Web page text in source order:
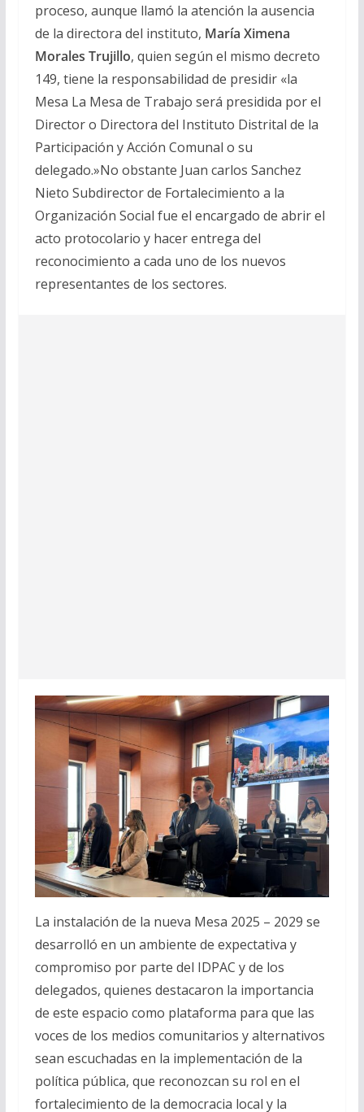
proceso, aunque llamó la atención la ausencia
de la directora del instituto, María Ximena
Morales Trujillo, quien según el mismo decreto
149, tiene la responsabilidad de presidir «la
Mesa La Mesa de Trabajo será presidida por el
Director o Directora del Instituto Distrital de la
Participación y Acción Comunal o su
delegado.»No obstante Juan carlos Sanchez
Nieto Subdirector de Fortalecimiento a la
Organización Social fue el encargado de abrir el
acto protocolario y hacer entrega del
reconocimiento a cada uno de los nuevos
representantes de los sectores.
La instalación de la nueva Mesa 2025 – 2029 se
desarrolló en un ambiente de expectativa y
compromiso por parte del IDPAC y de los
delegados, quienes destacaron la importancia
de este espacio como plataforma para que las
voces de los medios comunitarios y alternativos
sean escuchadas en la implementación de la
política pública, que reconozcan su rol en el
fortalecimiento de la democracia local y la